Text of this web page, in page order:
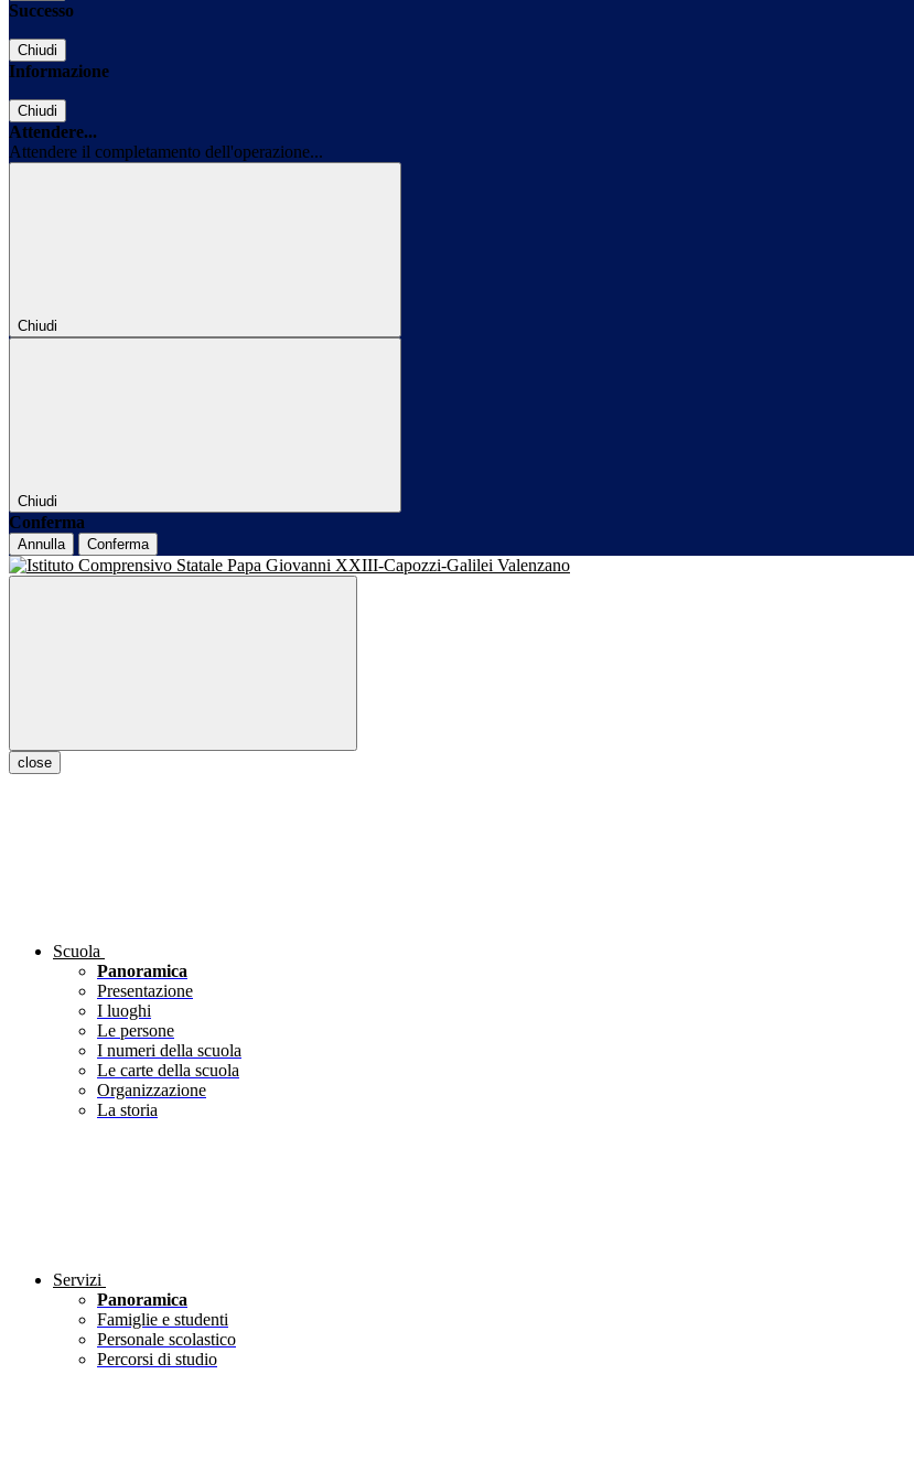
Successo
Chiudi
Informazione
Chiudi
Attendere...
Attendere il completamento dell'operazione...
Chiudi
Chiudi
Conferma
Annulla Conferma
close
Scuola
Panoramica
Presentazione
I luoghi
Le persone
I numeri della scuola
Le carte della scuola
Organizzazione
La storia
Servizi
Panoramica
Famiglie e studenti
Personale scolastico
Percorsi di studio